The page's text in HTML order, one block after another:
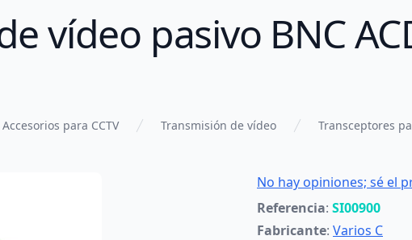
vídeo pasivo BNC
Accesorios para CCTV Transmisión de vídeo Transceptores
No hay opiniones; sé el
Referencia: SI00900
Fabricante: Varios C